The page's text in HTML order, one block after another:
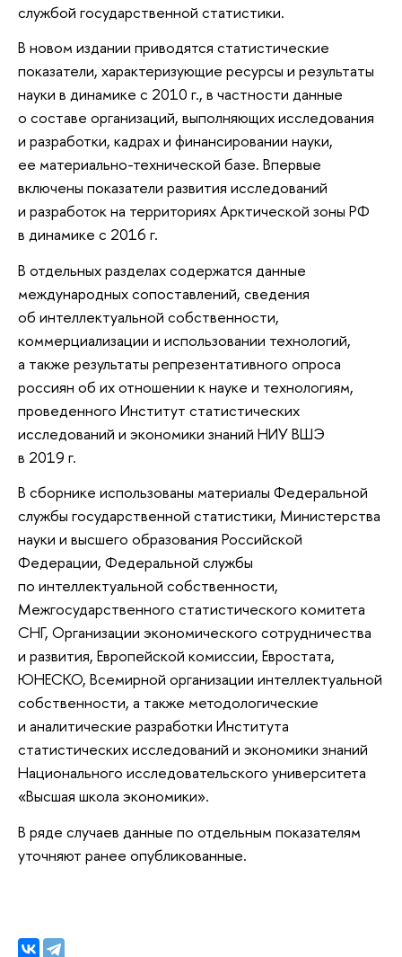
службой государственной статистики.
В новом издании приводятся статистические
показатели, характеризующие ресурсы и результаты
науки в динамике с 2010 г., в частности данные
о составе организаций, выполняющих исследования
и разработки, кадрах и финансировании науки,
ее материально-технической базе. Впервые
включены показатели развития исследований
и разработок на территориях Арктической зоны РФ
в динамике с 2016 г.
В отдельных разделах содержатся данные
международных сопоставлений, сведения
об интеллектуальной собственности,
коммерциализации и использовании технологий,
а также результаты репрезентативного опроса
россиян об их отношении к науке и технологиям,
проведенного Институт статистических
исследований и экономики знаний НИУ ВШЭ
в 2019 г.
В сборнике использованы материалы Федеральной
службы государственной статистики, Министерства
науки и высшего образования Российской
Федерации, Федеральной службы
по интеллектуальной собственности,
Межгосударственного статистического комитета
СНГ, Организации экономического сотрудничества
и развития, Европейской комиссии, Евростата,
ЮНЕСКО, Всемирной организации интеллектуальной
собственности, а также методологические
и аналитические разработки Института
статистических исследований и экономики знаний
Национального исследовательского университета
«Высшая школа экономики».
В ряде случаев данные по отдельным показателям
уточняют ранее опубликованные.